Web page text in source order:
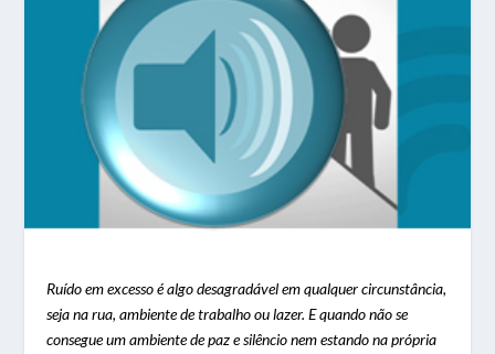
Ruído em excesso é algo desagradável em qualquer circunstância,
seja na rua, ambiente de trabalho ou lazer. E quando não se
consegue um ambiente de paz e silêncio nem estando na própria